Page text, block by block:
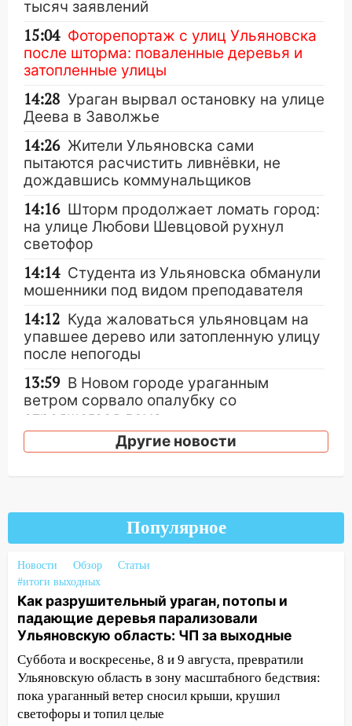
тысяч заявлений
15:04 Фоторепортаж с улиц Ульяновска
после шторма: поваленные деревья и
затопленные улицы
14:28 Ураган вырвал остановку на улице
Деева в Заволжье
14:26 Жители Ульяновска сами
пытаются расчистить ливнёвки, не
дождавшись коммунальщиков
14:16 Шторм продолжает ломать город:
на улице Любови Шевцовой рухнул
светофор
14:14 Студента из Ульяновска обманули
мошенники под видом преподавателя
14:12 Куда жаловаться ульяновцам на
упавшее дерево или затопленную улицу
после непогоды
13:59 В Новом городе ураганным
ветром сорвало опалубку со
строящегося дома
13:54
В мэрии Ульяновска рассказали,
13:49 Стихия продолжает крушить
Ульяновск: дерево рухнуло на дом на
Орджоникидзе
13:47
На Нижней Террасе мощным
ветром вырвало дерево с корнем
13:46 Сильный ветер сорвал крышу с
СТО на проспекте Созидателей
13:35 Непогода продолжает бить по
транспорту: в Ульяновске трамвай
сошёл с рельсов
Другие новости
Популярное
Новости Обзор
Статьи
#итоги выходных
Как разрушительный ураган, потопы и
падающие деревья парализовали
Ульяновскую область: ЧП за выходные
Суббота и воскресенье, 8 и 9 августа, превратили
Ульяновскую область в зону масштабного бедствия:
пока ураганный ветер сносил крыши, крушил
светофоры и топил целые